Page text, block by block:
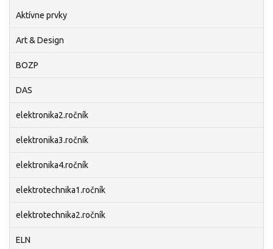
Aktívne prvky
Art & Design
BOZP
DAS
elektronika2.ročník
elektronika3.ročník
elektronika4.ročník
elektrotechnika1.ročník
elektrotechnika2.ročník
ELN